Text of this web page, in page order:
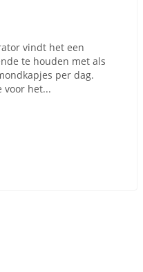
vindt het een
te houden met als
per dag.
voor het...